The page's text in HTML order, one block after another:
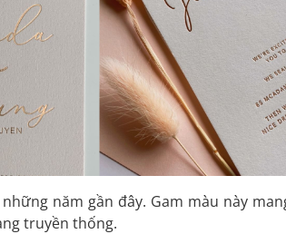
năm gần đây. Gam màu này
truyền thống.